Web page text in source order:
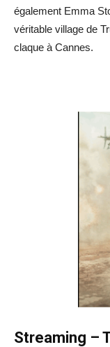
également Emma
véritable village de
claque à Cannes.
Streaming –